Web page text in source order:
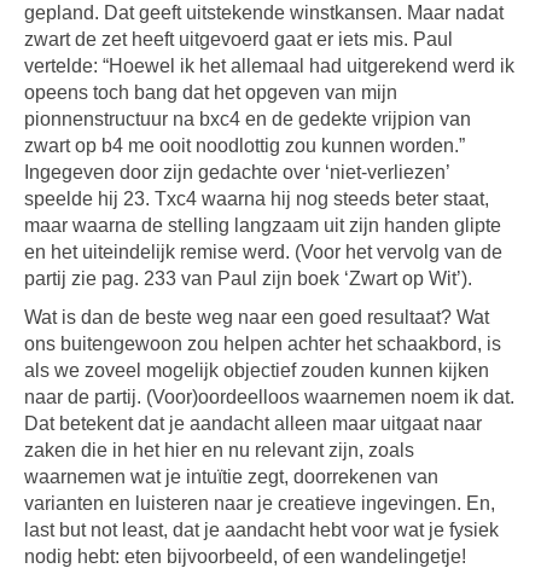
gepland. Dat geeft uitstekende winstkansen. Maar nadat
zwart de zet heeft uitgevoerd gaat er iets mis. Paul
vertelde: “Hoewel ik het allemaal had uitgerekend werd ik
opeens toch bang dat het opgeven van mijn
pionnenstructuur na bxc4 en de gedekte vrijpion van
zwart op b4 me ooit noodlottig zou kunnen worden.”
Ingegeven door zijn gedachte over ‘niet-verliezen’
speelde hij 23. Txc4 waarna hij nog steeds beter staat,
maar waarna de stelling langzaam uit zijn handen glipte
en het uiteindelijk remise werd. (Voor het vervolg van de
partij zie pag. 233 van Paul zijn boek ‘Zwart op Wit’).
Wat is dan de beste weg naar een goed resultaat? Wat
ons buitengewoon zou helpen achter het schaakbord, is
als we zoveel mogelijk objectief zouden kunnen kijken
naar de partij. (Voor)oordeelloos waarnemen noem ik dat.
Dat betekent dat je aandacht alleen maar uitgaat naar
zaken die in het hier en nu relevant zijn, zoals
waarnemen wat je intuïtie zegt, doorrekenen van
varianten en luisteren naar je creatieve ingevingen. En,
last but not least, dat je aandacht hebt voor wat je fysiek
nodig hebt: eten bijvoorbeeld, of een wandelingetje!